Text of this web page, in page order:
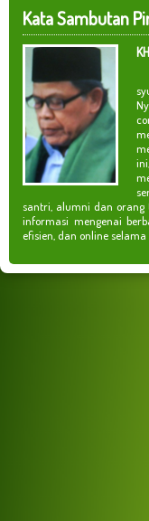
Kata Sambutan
santri, alumni dan orang
informasi mengenai
efisien, dan online selama